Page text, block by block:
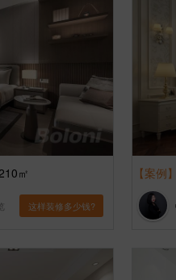
㎡
这样装修多少钱?
【案例